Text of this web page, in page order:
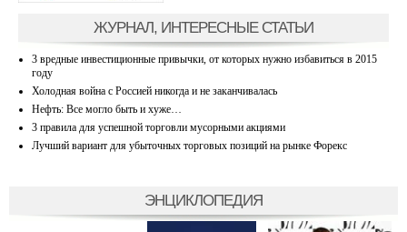
ЖУРНАЛ, ИНТЕРЕСНЫЕ СТАТЬИ
3 вредные инвестиционные привычки, от которых нужно избавиться в 2015
году
Холодная война с Россией никогда и не заканчивалась
Нефть: Все могло быть и хуже…
3 правила для успешной торговли мусорными акциями
Лучший вариант для убыточных торговых позиций на рынке Форекс
ЭНЦИКЛОПЕДИЯ